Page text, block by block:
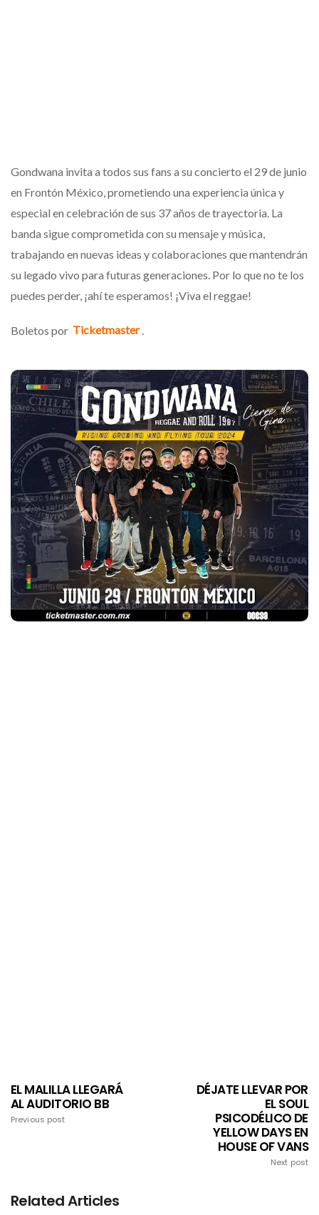
Gondwana invita a todos sus fans a su concierto el 29 de junio
en Frontón México, prometiendo una experiencia única y
especial en celebración de sus 37 años de trayectoria. La
banda sigue comprometida con su mensaje y música,
trabajando en nuevas ideas y colaboraciones que mantendrán
su legado vivo para futuras generaciones. Por lo que no te los
puedes perder, ¡ahí te esperamos! ¡Viva el reggae!
Boletos por Ticketmaster
EL MALILLA LLEGARÁ
AL AUDITORIO BB
Previous post
DÉJATE LLEVAR POR
EL SOUL
PSICODÉLICO DE
YELLOW DAYS EN
HOUSE OF VANS
Next post
Related Articles